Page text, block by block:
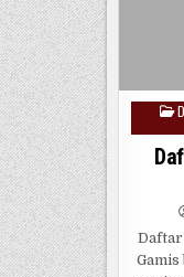
Posted
in
Daftar